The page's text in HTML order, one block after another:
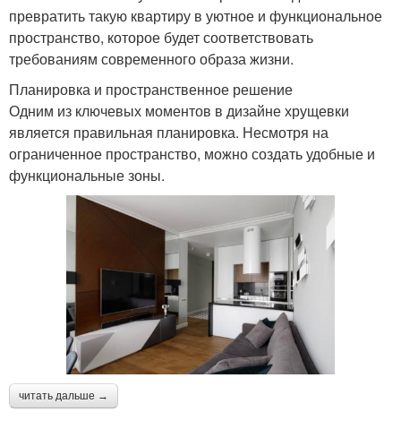
превратить такую квартиру в уютное и функциональное
пространство, которое будет соответствовать
требованиям современного образа жизни.
Планировка и пространственное решение
Одним из ключевых моментов в дизайне хрущевки
является правильная планировка. Несмотря на
ограниченное пространство, можно создать удобные и
функциональные зоны.
читать дальше →